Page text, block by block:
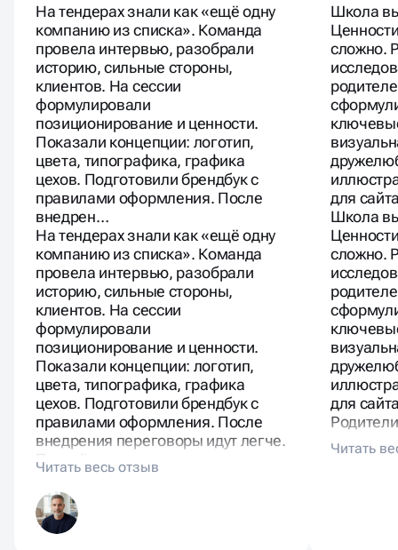
На тендерах знали как «ещё одну
компанию из списка». Команда
провела интервью, разобрали
историю, сильные стороны,
клиентов. На сессии
формулировали
позиционирование и ценности.
Показали концепции: логотип,
цвета, типографика, графика
цехов. Подготовили брендбук с
правилами оформления. После
внедрен…
На тендерах знали как «ещё одну
компанию из списка». Команда
провела интервью, разобрали
историю, сильные стороны,
клиентов. На сессии
формулировали
позиционирование и ценности.
Показали концепции: логотип,
цвета, типографика, графика
цехов. Подготовили брендбук с
правилами оформления. После
внедрения переговоры идут легче.
Партнёры отмечают, что проще
презентовать руководству.
Брендинг показал масштаб и
надёжность.
Школа
сложно.
для
Школа
сложно.
для
«нашла